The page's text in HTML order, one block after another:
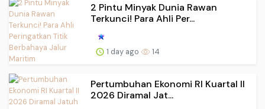
2 Pintu Minyak Dunia Rawan
Terkunci! Para Ahli Per...
1 day ago 14
Pertumbuhan Ekonomi RI Kuartal II
2026 Diramal Jat...